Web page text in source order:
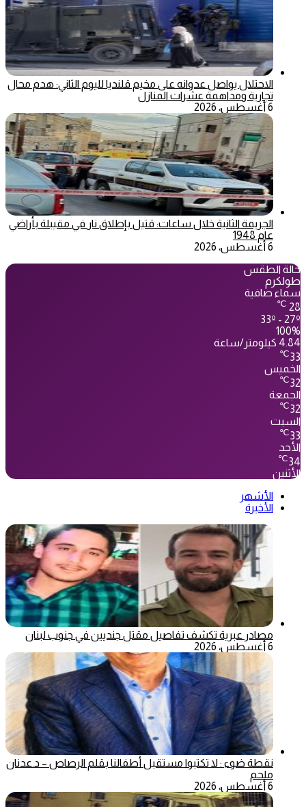
الاحتلال يواصل عدوانه على مخيم قلنديا لليوم الثاني: هدم محال
تجارية ومداهمة عشرات المنازل
6 أغسطس، 2026
الجريمة الثانية خلال ساعات: قتيل بإطلاق نار في مقيبلة بأراضي
عام 1948
6 أغسطس، 2026
حالة الطقس
طولكرم
سماء صافية
28
℃
33º - 27º
100%
4.84 كيلومتر/ساعة
33
℃
الخميس
32
℃
الجمعة
32
℃
السبت
33
℃
الأحد
34
℃
الأثنين
الأشهر
الأخيرة
مصادر عبرية تكشف تفاصيل مقتل جنديين في جنوب لبنان
6 أغسطس، 2026
نقطة ضوء : لا تكتبوا مستقبل أطفالنا بقلم الرصاص – د.عدنان
ملحم
6 أغسطس، 2026